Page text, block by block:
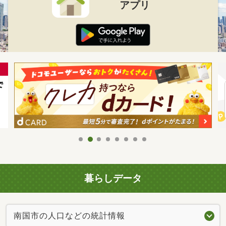
アプリ
暮らしデータ
南国市の人口などの統計情報